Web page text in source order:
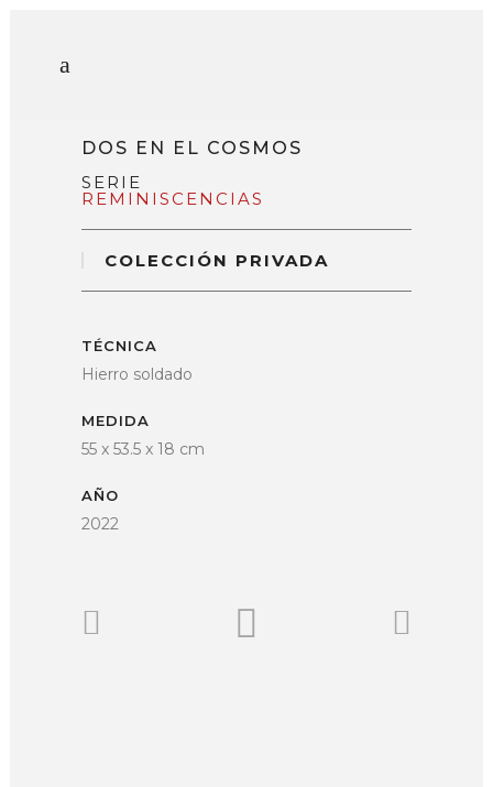
DOS EN EL COSMOS
SERIE
REMINISCENCIAS
COLECCIÓN PRIVADA
TÉCNICA
Hierro soldado
MEDIDA
55 x 53.5 x 18 cm
AÑO
2022